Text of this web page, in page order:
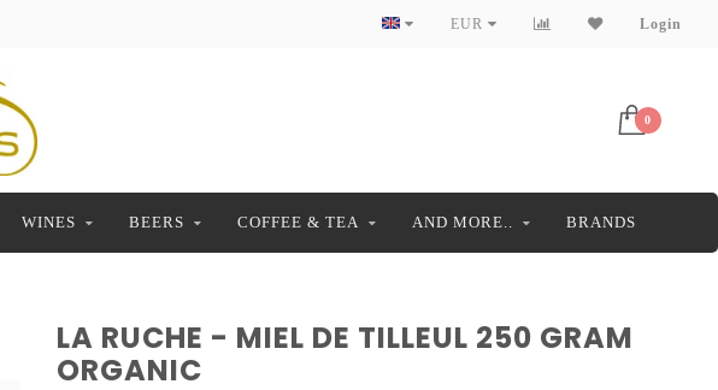
EUR Login
0
WINES BEERS COFFEE & TEA AND MORE.. BRANDS
LA RUCHE - MIEL DE TILLEUL 250 GRAM
ORGANIC